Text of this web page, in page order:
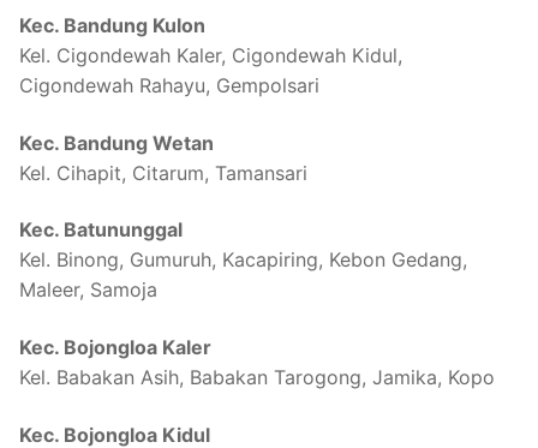
Kec. Bandung Kulon
Kel. Cigondewah Kaler, Cigondewah Kidul,
Cigondewah Rahayu, Gempolsari
Kec. Bandung Wetan
Kel. Cihapit, Citarum, Tamansari
Kec. Batununggal
Kel. Binong, Gumuruh, Kacapiring, Kebon Gedang,
Maleer, Samoja
Kec. Bojongloa Kaler
Kel. Babakan Asih, Babakan Tarogong, Jamika, Kopo
Kec. Bojongloa Kidul